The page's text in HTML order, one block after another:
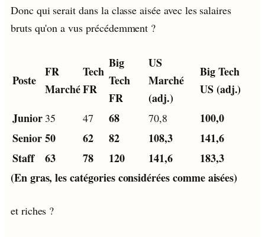
Donc qui serait dans la classe aisée avec les salaires
bruts qu'on a vus précédemment ?
Poste
FR
Marché
Tech
FR
Big
Tech
FR
US
Marché
(adj.)
Big Tech
US (adj.)
Junior 35 47 68 70,8
100,0
Senior 50 62 82 108,3
141,6
Staff
63 78 120 141,6
183,3
(En gras, les catégories considérées comme aisées)
et riches ?